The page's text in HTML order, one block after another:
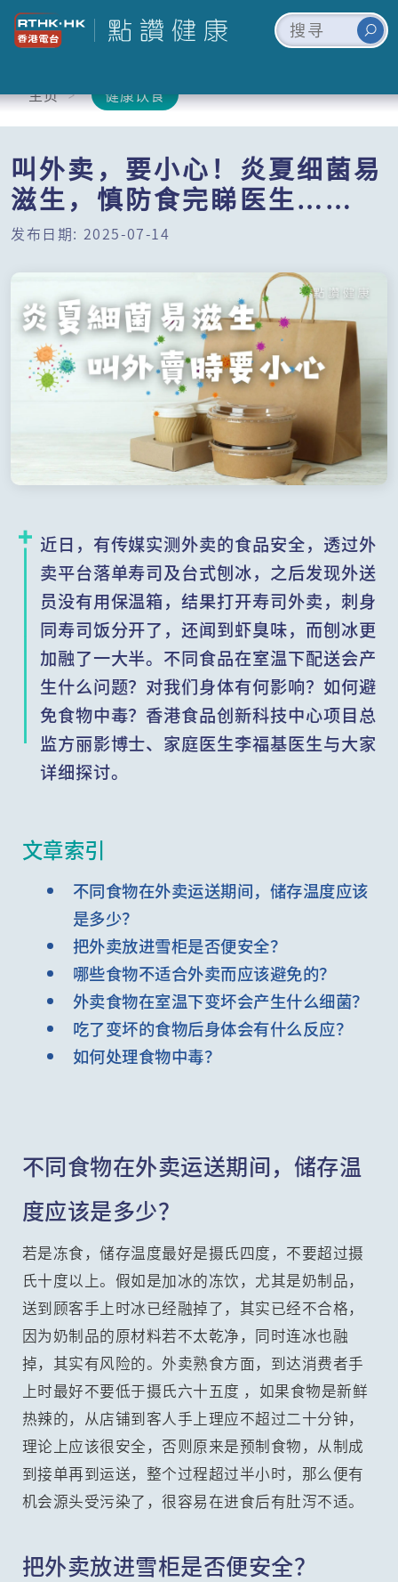
主页 健康饮食
叫外卖，要小心！炎夏细菌易
滋生，慎防食完睇医生……
发布日期: 2025-07-14
近日，有传媒实测外卖的食品安全，透过外
卖平台落单寿司及台式刨冰，之后发现外送
员没有用保温箱，结果打开寿司外卖，刺身
同寿司饭分开了，还闻到虾臭味，而刨冰更
加融了一大半。不同食品在室温下配送会产
生什么问题？对我们身体有何影响？如何避
免食物中毒？香港食品创新科技中心项目总
监方丽影博士、家庭医生李福基医生与大家
详细探讨。
文章索引
不同食物在外卖运送期间，储存温度应该
是多少？
把外卖放进雪柜是否便安全？
哪些食物不适合外卖而应该避免的？
外卖食物在室温下变坏会产生什么细菌？
吃了变坏的食物后身体会有什么反应？
如何处理食物中毒？
不同食物在外卖运送期间，储存温
度应该是多少？
若是冻食，储存温度最好是摄氏四度，不要超过摄
氏十度以上。假如是加冰的冻饮，尤其是奶制品，
送到顾客手上时冰已经融掉了，其实已经不合格，
因为奶制品的原材料若不太乾净，同时连冰也融
掉，其实有风险的。外卖熟食方面，到达消费者手
上时最好不要低于摄氏六十五度 ，如果食物是新鲜
热辣的，从店铺到客人手上理应不超过二十分钟，
理论上应该很安全，否则原来是预制食物，从制成
到接单再到运送，整个过程超过半小时，那么便有
机会源头受污染了，很容易在进食后有肚泻不适。
把外卖放进雪柜是否便安全？